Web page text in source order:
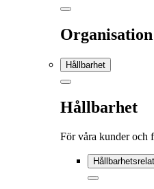
Organisation
Hållbarhet
Hållbarhet
För våra kunder och